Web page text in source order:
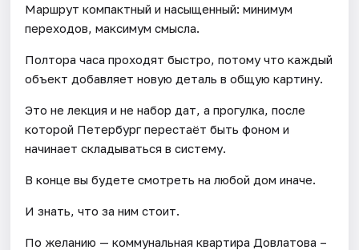
Маршрут компактный и насыщенный: минимум
переходов, максимум смысла.
Полтора часа проходят быстро, потому что каждый
объект добавляет новую деталь в общую картину.
Это не лекция и не набор дат, а прогулка, после
которой Петербург перестаёт быть фоном и
начинает складываться в систему.
В конце вы будете смотреть на любой дом иначе.
И знать, что за ним стоит.
По желанию — коммунальная квартира Довлатова –